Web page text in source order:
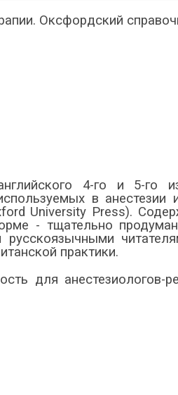
Оксфордский
4-го и 5-го
в анестезии
University Press).
- тщательно
практики.
для анестезиологов-